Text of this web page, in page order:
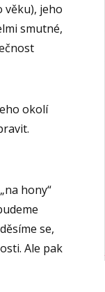
věku), jeho
smutné,
okolí
hony“
se,
Ale pak